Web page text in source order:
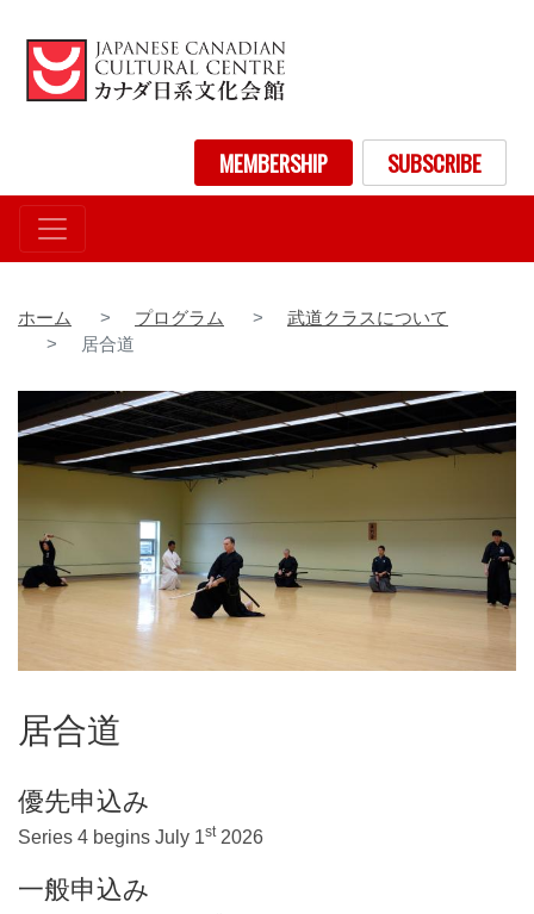
イ
ン
コ
テ
ン
User account menuMEMBERSHIP SUBSCRIBE
ホーム プログラム
武道クラスについて
居合道
居合道
優先申込み
Series 4 begins July 1st2026
一般申込み